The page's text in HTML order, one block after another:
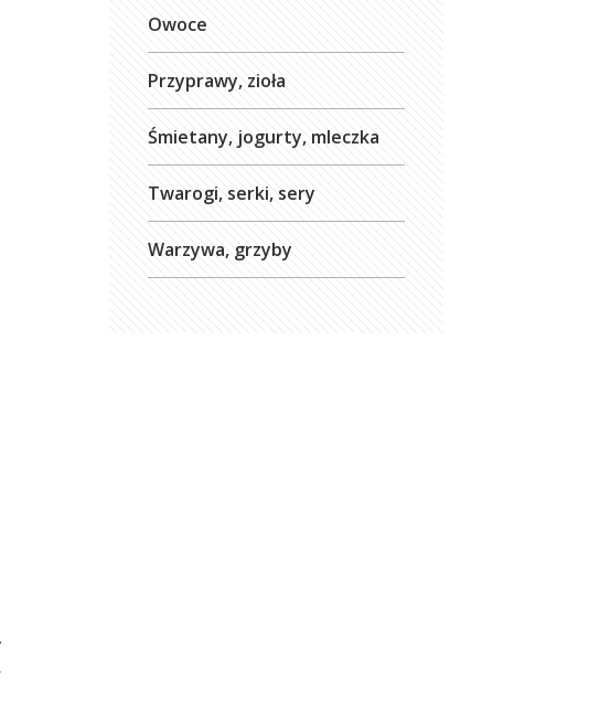
Owoce
Przyprawy, zioła
Śmietany, jogurty, mleczka
Twarogi, serki, sery
Warzywa, grzyby